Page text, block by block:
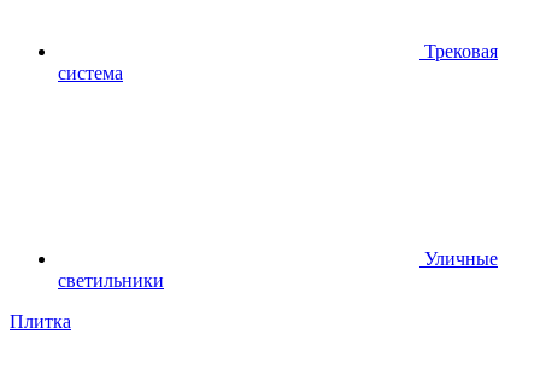
Трековая
система
Уличные
светильники
Плитка